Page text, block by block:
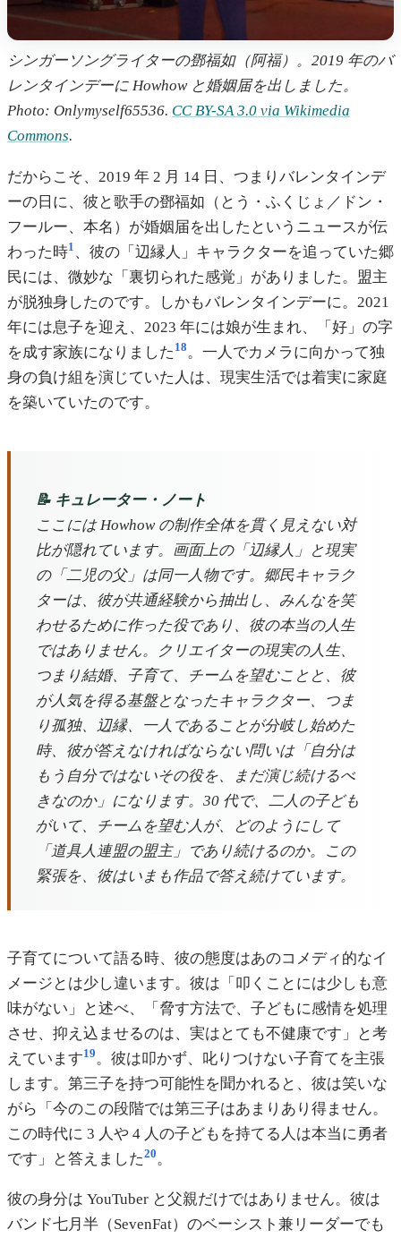
シンガーソングライターの鄧福如（阿福）。2019 年のバ
レンタインデーに Howhow と婚姻届を出しました。
Photo: Onlymyself65536. CC BY-SA 3.0 via Wikimedia
Commons.
だからこそ、2019 年 2 月 14 日、つまりバレンタインデ
ーの日に、彼と歌手の鄧福如（とう・ふくじょ／ドン・
フールー、本名）が婚姻届を出したというニュースが伝
わった時1 、彼の「辺縁人」キャラクターを追っていた郷
民には、微妙な「裏切られた感覚」がありました。盟主
が脱独身したのです。しかもバレンタインデーに。2021
年には息子を迎え、2023 年には娘が生まれ、「好」の字
を成す家族になりました 18。一人でカメラに向かって独
身の負け組を演じていた人は、現実生活では着実に家庭
を築いていたのです。
📝 キュレーター・ノート
ここには Howhow の制作全体を貫く見えない対
比が隠れています。画面上の「辺縁人」と現実
の「二児の父」は同一人物です。郷民キャラク
ターは、彼が共通経験から抽出し、みんなを笑
わせるために作った役であり、彼の本当の人生
ではありません。クリエイターの現実の人生、
つまり結婚、子育て、チームを望むことと、彼
が人気を得る基盤となったキャラクター、つま
り孤独、辺縁、一人であることが分岐し始めた
時、彼が答えなければならない問いは「自分は
もう自分ではないその役を、まだ演じ続けるべ
きなのか」になります。30 代で、二人の子ども
がいて、チームを望む人が、どのようにして
「道具人連盟の盟主」であり続けるのか。この
緊張を、彼はいまも作品で答え続けています。
子育てについて語る時、彼の態度はあのコメディ的なイ
メージとは少し違います。彼は「叩くことには少しも意
味がない」と述べ、「脅す方法で、子どもに感情を処理
させ、抑え込ませるのは、実はとても不健康です」と考
えています19 。彼は叩かず、叱りつけない子育てを主張
します。第三子を持つ可能性を聞かれると、彼は笑いな
がら「今のこの段階では第三子はあまりあり得ません。
この時代に 3 人や 4 人の子どもを持てる人は本当に勇者
です」と答えました20 。
彼の身分は YouTuber と父親だけではありません。彼は
バンド七月半（SevenFat）のベーシスト兼リーダーでも